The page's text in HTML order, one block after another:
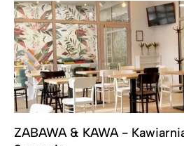
ZABAWA & KAWA -